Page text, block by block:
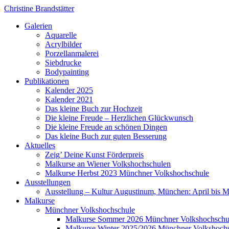
Christine Brandstätter
Galerien
Aquarelle
Acrylbilder
Porzellanmalerei
Siebdrucke
Bodypainting
Publikationen
Kalender 2025
Kalender 2021
Das kleine Buch zur Hochzeit
Die kleine Freude – Herzlichen Glückwunsch
Die kleine Freude an schönen Dingen
Das kleine Buch zur guten Besserung
Aktuelles
Zeig’ Deine Kunst Förderpreis
Malkurse an Wiener Volkshochschulen
Malkurse Herbst 2023 Münchner Volkshochschule
Ausstellungen
Ausstellung – Kultur Augustinum, München: April bis
Malkurse
Münchner Volkshochschule
Malkurse Sommer 2026 Münchner